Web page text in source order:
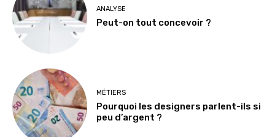
ANALYSE
Peut-on tout concevoir ?
MÉTIERS
Pourquoi les designers parlent-ils si
peu d’argent ?